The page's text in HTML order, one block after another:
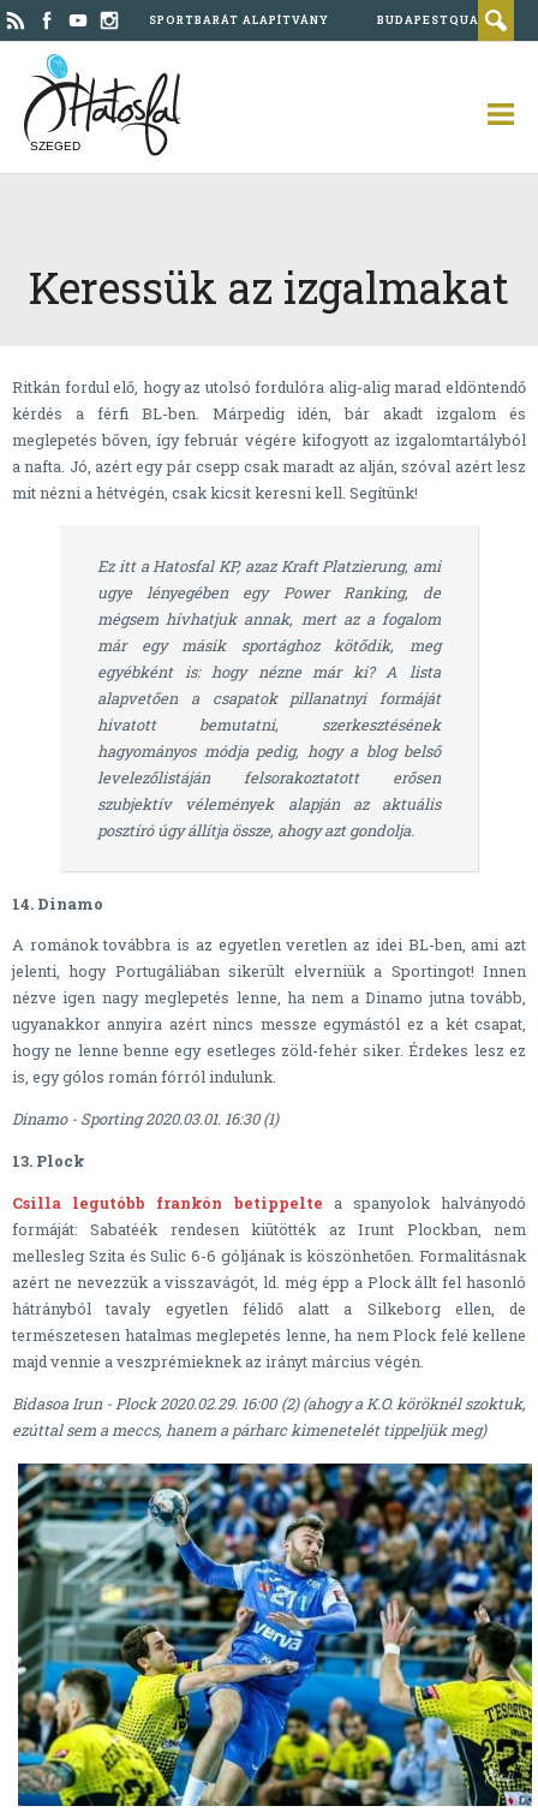
SPORTBARÁT ALAPÍTVÁNY BUDAPESTQUAD
SZEGED
Keressük az izgalmakat
Ritkán fordul elő, hogy az utolsó fordulóra alig-alig marad eldöntendő
kérdés a férfi BL-ben. Márpedig idén, bár akadt izgalom és
meglepetés bőven, így február végére kifogyott az izgalomtartályból
a nafta. Jó, azért egy pár csepp csak maradt az alján, szóval azért lesz
mit nézni a hétvégén, csak kicsit keresni kell. Segítünk!
Ez itt a Hatosfal KP, azaz Kraft Platzierung, ami
ugye lényegében egy Power Ranking, de
mégsem hívhatjuk annak, mert az a fogalom
már egy másik sportághoz kötődik, meg
egyébként is: hogy nézne már ki? A lista
alapvetően a csapatok pillanatnyi formáját
hivatott bemutatni, szerkesztésének
hagyományos módja pedig, hogy a blog belső
levelezőlistáján felsorakoztatott erősen
szubjektív vélemények alapján az aktuális
posztíró úgy állítja össze, ahogy azt gondolja.
14. Dinamo
A románok továbbra is az egyetlen veretlen az idei BL-ben, ami azt
jelenti, hogy Portugáliában sikerült elverniük a Sportingot! Innen
nézve igen nagy meglepetés lenne, ha nem a Dinamo jutna tovább,
ugyanakkor annyira azért nincs messze egymástól ez a két csapat,
hogy ne lenne benne egy esetleges zöld-fehér siker. Érdekes lesz ez
is, egy gólos román fórról indulunk.
Dinamo - Sporting 2020.03.01. 16:30 (1)
13. Plock
Csilla legutóbb frankón betippelte a spanyolok halványodó
formáját: Sabatéék rendesen kiütötték az Irunt Plockban, nem
mellesleg Szita és Sulic 6-6 góljának is köszönhetően. Formalitásnak
azért ne nevezzük a visszavágót, ld. még épp a Plock állt fel hasonló
hátrányból tavaly egyetlen félidő alatt a Silkeborg ellen, de
természetesen hatalmas meglepetés lenne, ha nem Plock felé kellene
majd vennie a veszprémieknek az irányt március végén.
Bidasoa Irun - Plock 2020.02.29. 16:00 (2) (ahogy a K.O. köröknél szoktuk,
ezúttal sem a meccs, hanem a párharc kimenetelét tippeljük meg)